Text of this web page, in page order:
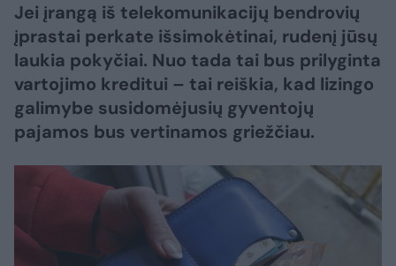
Jei įrangą iš telekomunikacijų bendrovių
įprastai perkate išsimokėtinai, rudenį jūsų
laukia pokyčiai. Nuo tada tai bus prilyginta
vartojimo kreditui – tai reiškia, kad lizingo
galimybe susidomėjusių gyventojų
pajamos bus vertinamos griežčiau.